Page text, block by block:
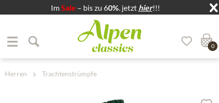
ImSale – bis zu 60%. jetzt hier!!!
Zum Hauptbereich springen
0
Herren Trachtenstrümpfe